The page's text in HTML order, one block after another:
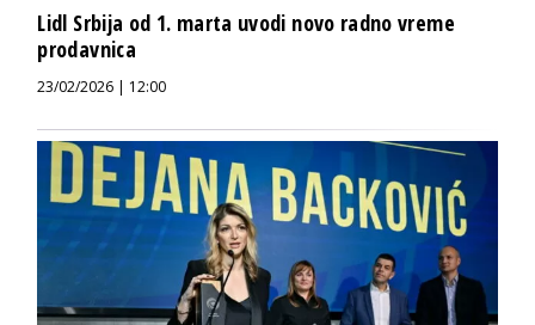
Lidl Srbija od 1. marta uvodi novo radno vreme
prodavnica
23/02/2026 | 12:00